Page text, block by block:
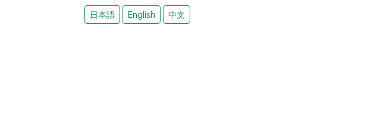
日本語 English 中文